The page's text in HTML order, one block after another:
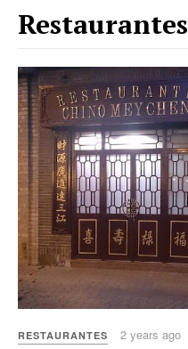
Restaurantes
RESTAURANTES 2 years ago